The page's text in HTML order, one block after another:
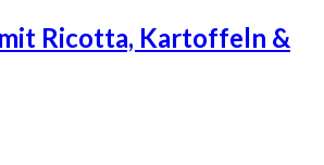
Ricotta, Kartoffeln &